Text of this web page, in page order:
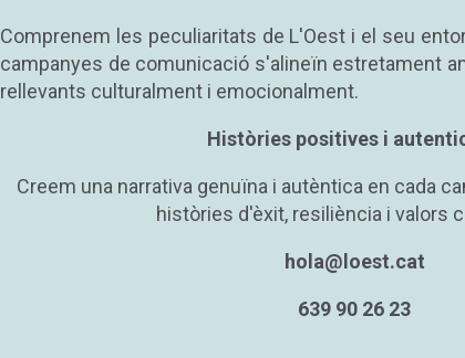
Comprenem les peculiaritats de L'Oest i el seu
campanyes de comunicació s'alineïn estretament
rellevants culturalment i emocionalment.
Històries positives i
Creem una narrativa genuïna i autèntica en cada
històries d'èxit, resiliència i valors
hola@loest.cat
639 90 26 23